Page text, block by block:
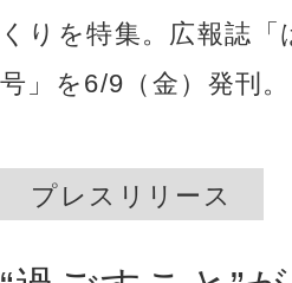
採用情報
Japanese
くりを特集。広報誌
号」を6/9（金）発刊。
プレスリリース